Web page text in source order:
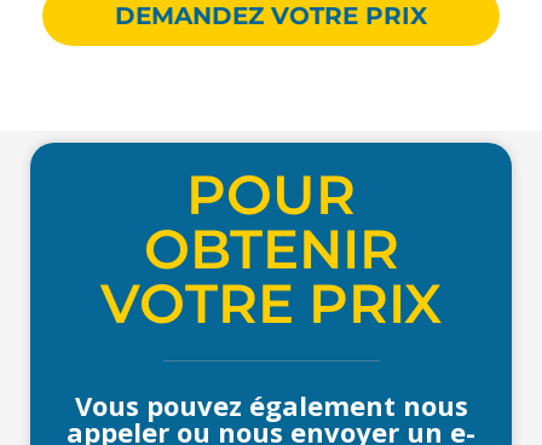
DEMANDEZ VOTRE PRIX
POUR
OBTENIR
VOTRE PRIX
Vous pouvez également nous
appeler ou nous envoyer un e-